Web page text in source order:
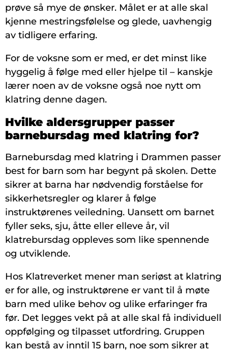
prøve så mye de ønsker. Målet er at alle skal
kjenne mestringsfølelse og glede, uavhengig
av tidligere erfaring.
For de voksne som er med, er det minst like
hyggelig å følge med eller hjelpe til – kanskje
lærer noen av de voksne også noe nytt om
klatring denne dagen.
Hvilke aldersgrupper passer
barnebursdag med klatring for?
Barnebursdag med klatring i Drammen passer
best for barn som har begynt på skolen. Dette
sikrer at barna har nødvendig forståelse for
sikkerhetsregler og klarer å følge
instruktørenes veiledning. Uansett om barnet
fyller seks, sju, åtte eller elleve år, vil
klatrebursdag oppleves som like spennende
og utviklende.
Hos Klatreverket mener man seriøst at klatring
er for alle, og instruktørene er vant til å møte
barn med ulike behov og ulike erfaringer fra
før. Det legges vekt på at alle skal få individuell
oppfølging og tilpasset utfordring. Gruppen
kan bestå av inntil 15 barn, noe som sikrer at